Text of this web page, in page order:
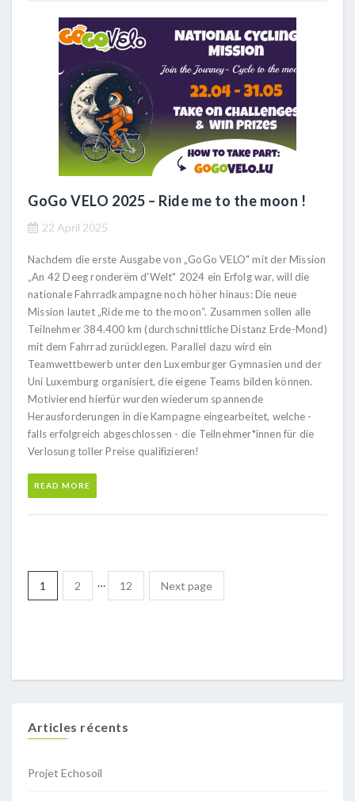
GoGo VELO 2025 – Ride me to the moon !
22 April 2025
Nachdem die erste Ausgabe von „GoGo VELO" mit der Mission
„An 42 Deeg ronderëm d'Welt" 2024 ein Erfolg war, will die
nationale Fahrradkampagne noch höher hinaus: Die neue
Mission lautet „Ride me to the moon“. Zusammen sollen alle
Teilnehmer 384.400 km (durchschnittliche Distanz Erde-Mond)
mit dem Fahrrad zurücklegen. Parallel dazu wird ein
Teamwettbewerb unter den Luxemburger Gymnasien und der
Uni Luxemburg organisiert, die eigene Teams bilden können.
Motivierend hierfür wurden wiederum spannende
Herausforderungen in die Kampagne eingearbeitet, welche -
falls erfolgreich abgeschlossen - die Teilnehmer*innen für die
Verlosung toller Preise qualifizieren!
READ MORE
1 2 … 12 Next page
Articles récents
Projet Echosoil